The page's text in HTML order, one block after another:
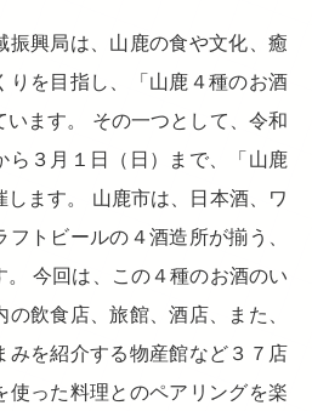
振興局は、山鹿の食や文化、癒
りを目指し、「山鹿４種のお酒
ます。 その一つとして、令和
ら３月１日（日）まで、「山鹿
します。 山鹿市は、日本酒、ワ
トビールの４酒造所が揃う、
今回は、この４種のお酒のい
飲食店、旅館、酒店、また、
みを紹介する物産館など３７店
使った料理とのペアリングを楽